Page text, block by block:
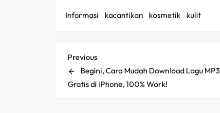
Informasi kacantikan kosmetik kulit
P
o
Previous
Post
Previous
Begini, Cara Mudah Download Lagu MP3
Gratis di iPhone, 100% Work!